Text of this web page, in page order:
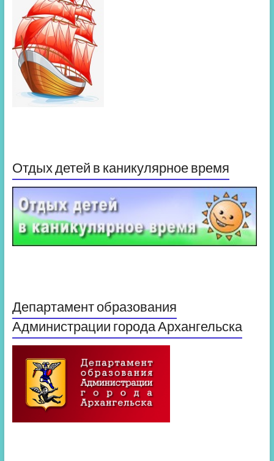
Отдых детей в каникулярное время
Департамент образования
Администрации города Архангельска